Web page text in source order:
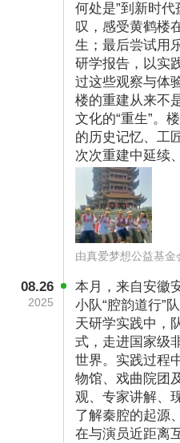
何处是”到新时代
叹，感受黄鹤楼
生；最后尝试用
研学报告，以实
过这些观察与体
楼的重建从来不
文化的“重生”。
的历史记忆、工
次次重建中延续
由真爱梦想公益基金
08.26
2025
本月，来自安徽
小队“腔韵道行”
天研学实践中，
式，走进国家级
世界。实践过程
物馆、戏曲院团
观、专家讲解、
了解秦腔的起源
在与演员近距离